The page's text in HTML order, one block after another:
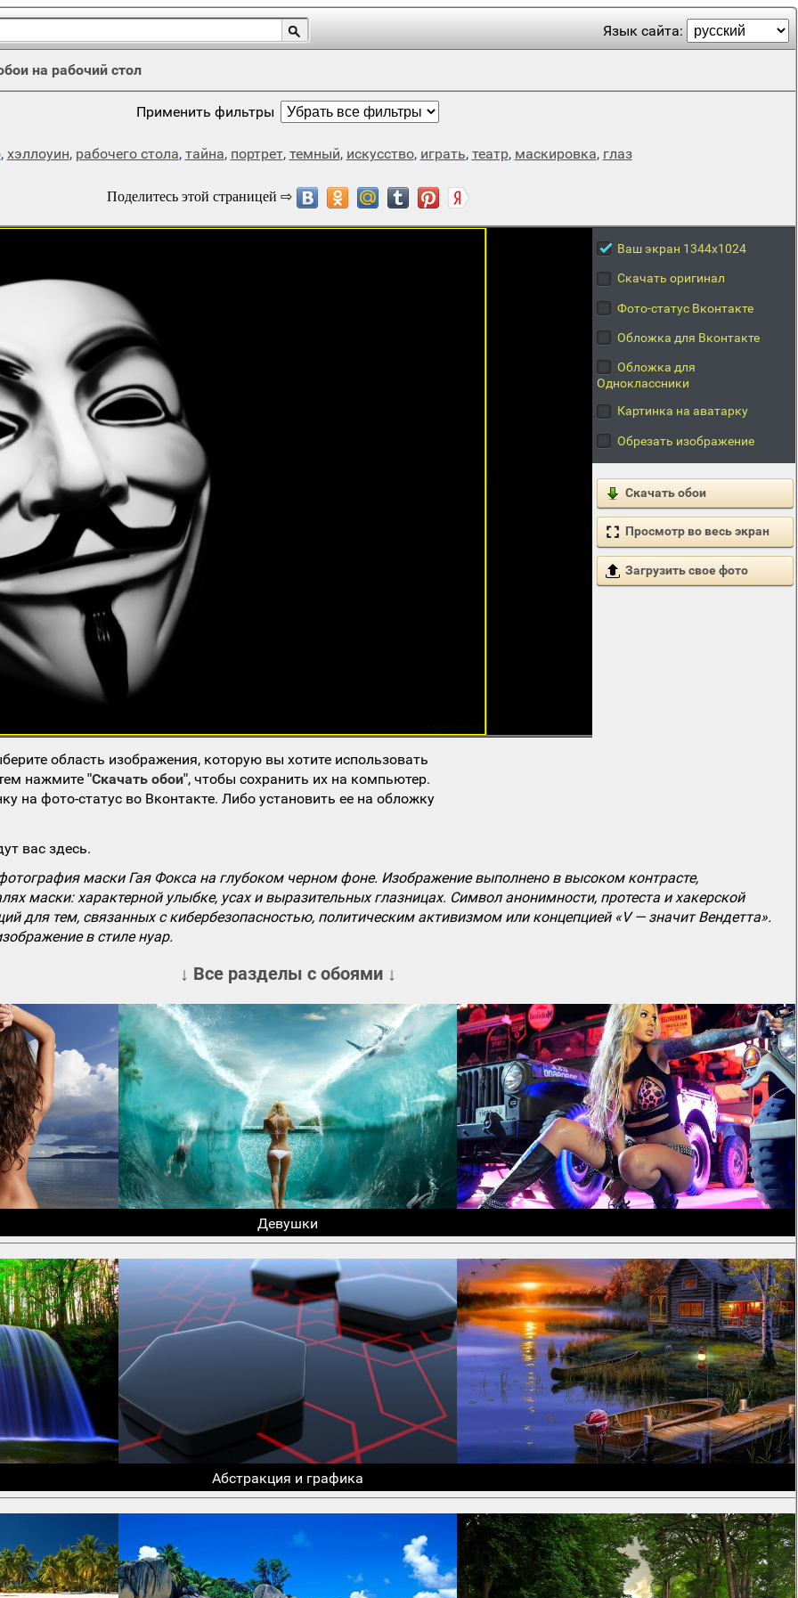
Язык сайта:
на рабочий стол
Применить фильтры
, хэллоуин, рабочего стола, тайна, портрет, темный, искусство, играть, театр, маскировка, глаз
Ваш экран 1344x1024
Скачать оригинал
Фото-статус Вконтакте
Обложка для Вконтакте
Обложка для
Одноклассники
Картинка на аватарку
Обрезать изображение
Скачать обои
Просмотр во весь экран
Загрузить свое фото
область изображения, которую вы хотите использовать
нажмите"Скачать обои", чтобы сохранить их на компьютер.
на фото-статус во Вконтакте. Либо установить ее на обложку
вас здесь.
маски Гая Фокса на глубоком черном фоне. Изображение выполнено в высоком контрасте,
маски: характерной улыбке, усах и выразительных глазницах. Символ анонимности, протеста и хакерской
для тем, связанных с кибербезопасностью, политическим активизмом или концепцией «V — значит Вендетта».
в стиле нуар.
↓ Все разделы с обоями ↓
Девушки
Абстракция и графика